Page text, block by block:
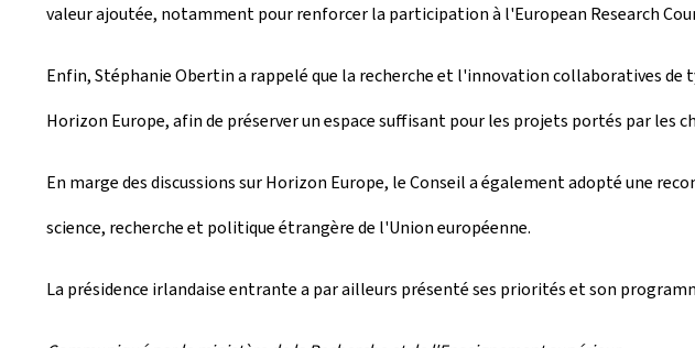
valeur ajoutée, notamment pour renforcer la participation à l'European Research
Enfin, Stéphanie Obertin a rappelé que la recherche et l'innovation collaboratives de
Horizon Europe, afin de préserver un espace suffisant pour les projets portés par les
En marge des discussions sur Horizon Europe, le Conseil a également adopté une
science, recherche et politique étrangère de l'Union européenne.
La présidence irlandaise entrante a par ailleurs présenté ses priorités et son